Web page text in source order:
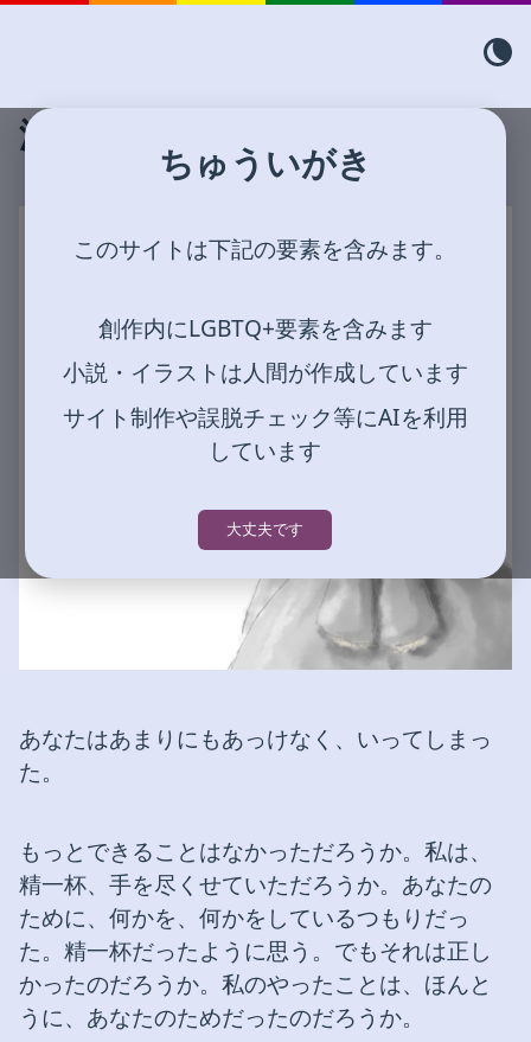
ちゅういがき
このサイトは下記の要素を含みます。
創作内にLGBTQ+要素を含みます
小説・イラストは人間が作成しています
サイト制作や誤脱チェック等にAIを利用
しています
大丈夫です
泣いていいのは、私ではない。
あなたはあまりにもあっけなく、いってしまっ
た。
もっとできることはなかっただろうか。私は、
精一杯、手を尽くせていただろうか。あなたの
ために、何かを、何かをしているつもりだっ
た。精一杯だったように思う。でもそれは正し
かったのだろうか。私のやったことは、ほんと
うに、あなたのためだったのだろうか。